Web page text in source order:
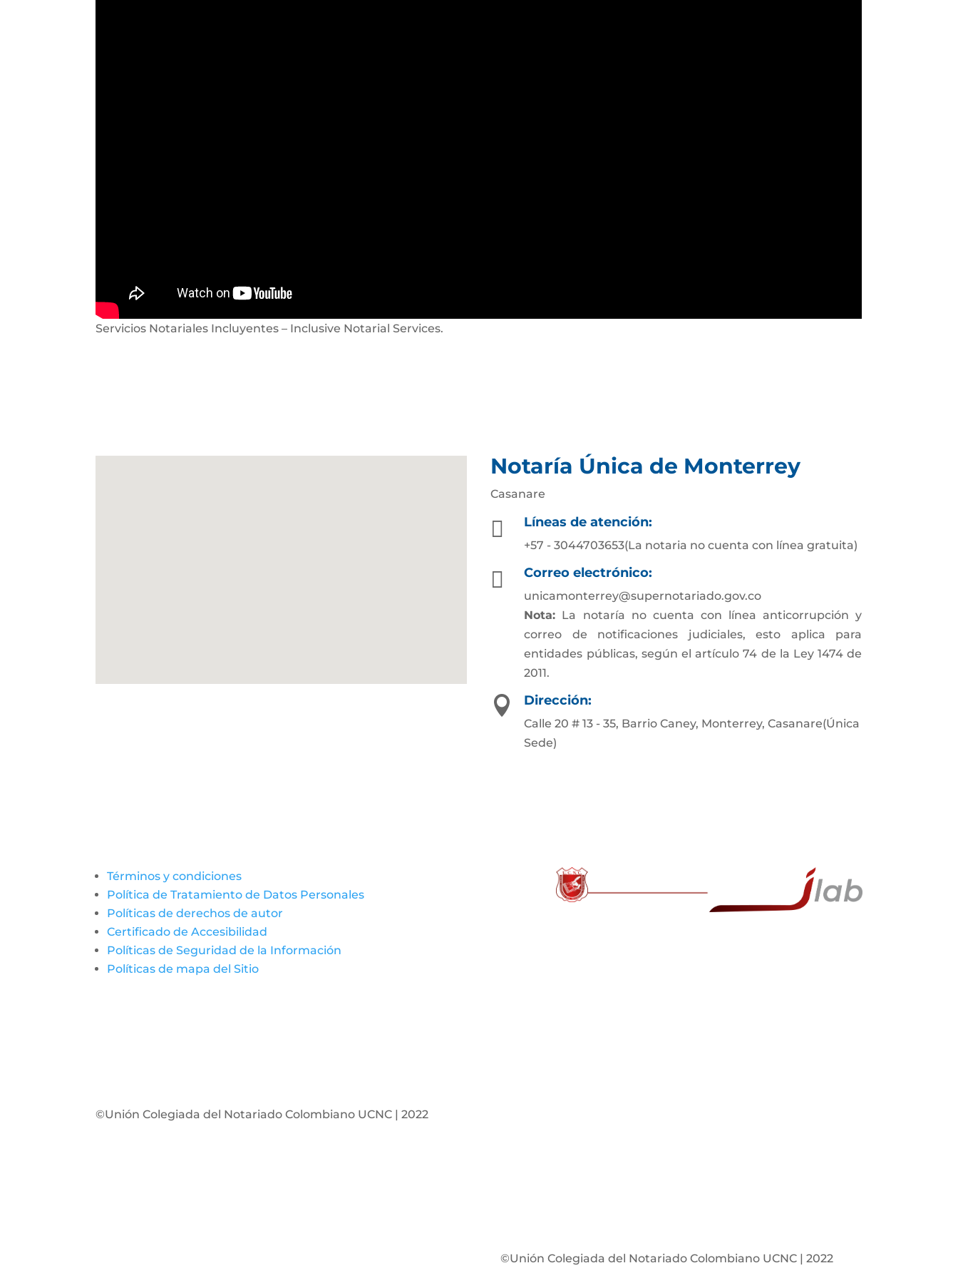
Servicios Notariales Incluyentes – Inclusive Notarial Services.
Notaría Única de Monterrey
Casanare
 Líneas de atención:
+57 - 3044703653(La notaria no cuenta con línea gratuita)
 Correo electrónico:
unicamonterrey@supernotariado.gov.co
Nota: La notaría no cuenta con línea anticorrupción y
correo de notificaciones judiciales, esto aplica para
entidades públicas, según el artículo 74 de la Ley 1474 de
2011.
 Dirección:
Calle 20 # 13 - 35, Barrio Caney, Monterrey, Casanare(Única
Sede)
Términos y condiciones
Política de Tratamiento de Datos Personales
Políticas de derechos de autor
Certificado de Accesibilidad
Políticas de Seguridad de la Información
Políticas de mapa del Sitio
©Unión Colegiada del Notariado Colombiano UCNC | 2022
©Unión Colegiada del Notariado Colombiano UCNC | 2022